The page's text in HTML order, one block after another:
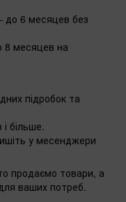
до 6 месяцев без
8 месяцев на
підробок та
і більше.
у месенджери
продаємо товари, а
ваших потреб.